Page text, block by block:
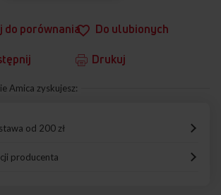
do porównania Do ulubionych
Drukuj
Amica zyskujesz:
od 200 zł
producenta